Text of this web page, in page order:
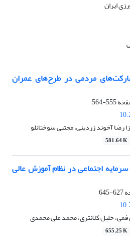
مردمی در طرح‌های عمران
555-564
رضا آخوند زردینی، مجتبی سوختانلو
581.64 K
اجتماعی در نظام آموزش عالی
627-645
خلیل کلانتری، محمد علی محمدی
655.25 K